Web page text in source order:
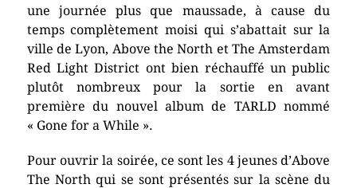
une journée plus que maussade, à cause du
temps complètement moisi qui s’abattait sur la
ville de Lyon, Above the North et The Amsterdam
Red Light District ont bien réchauffé un public
plutôt nombreux pour la sortie en avant
première du nouvel album de TARLD nommé
« Gone for a While ».
Pour ouvrir la soirée, ce sont les 4 jeunes d’Above
The North qui se sont présentés sur la scène du